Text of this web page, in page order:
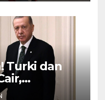
Turki dan
Dibuka